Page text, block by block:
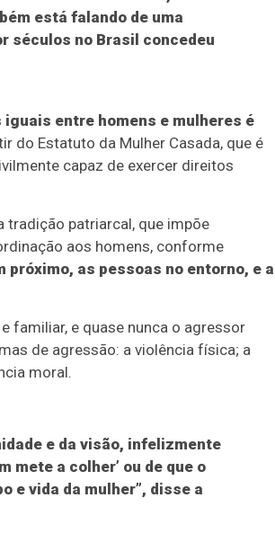
está falando de uma
séculos no Brasil concedeu
entre homens e mulheres é
do Estatuto da Mulher Casada, que é
capaz de exercer direitos
tradição patriarcal, que impõe
aos homens, conforme
próximo, as pessoas no entorno, e a
familiar, e quase nunca o agressor
de agressão: a violência física; a
moral.
e da visão, infelizmente
mete a colher’ ou de que o
e vida da mulher”, disse a